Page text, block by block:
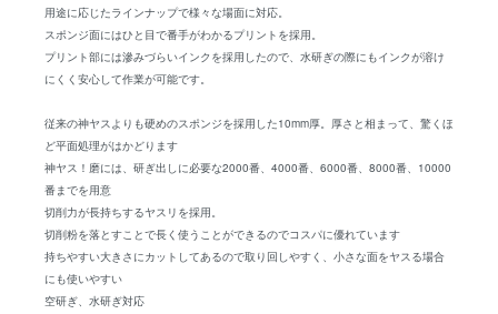
用途に応じたラインナップで様々な場面に対応。
スポンジ面にはひと目で番手がわかるプリントを採用。
プリント部には滲みづらいインクを採用したので、水研ぎの際にもインクが溶け
にくく安心して作業が可能です。
従来の神ヤスよりも硬めのスポンジを採用した10mm厚。厚さと相まって、驚くほ
ど平面処理がはかどります
神ヤス！磨には、研ぎ出しに必要な2000番、4000番、6000番、8000番、10000
番までを用意
切削力が長持ちするヤスリを採用。
切削粉を落とすことで長く使うことができるのでコスパに優れています
持ちやすい大きさにカットしてあるので取り回しやすく、小さな面をヤスる場合
にも使いやすい
空研ぎ、水研ぎ対応